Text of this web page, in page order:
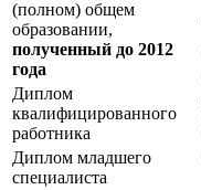
(полном) общем
образовании,
полученный до 2012
года
Диплом
квалифицированного
работника
Диплом младшего
специалиста